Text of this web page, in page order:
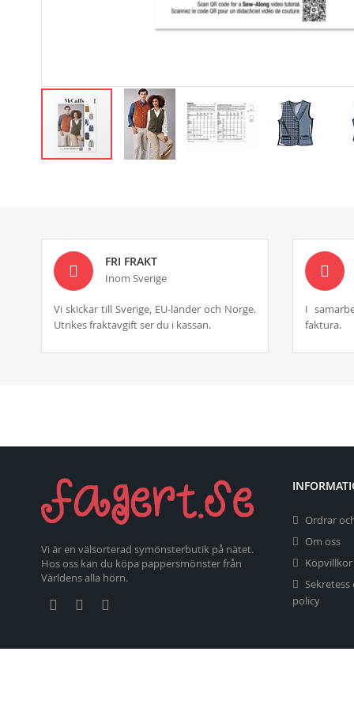
the
images
gallery
FRI FRAKT
Inom Sverige
Vi skickar till Sverige, EU-länder och Norge.
Utrikes fraktavgift ser du i kassan.
I
faktura.
Vi är en välsorterad symönsterbutik på nätet.
Hos oss kan du köpa pappersmönster från
Världens alla hörn.
Ordrar
Om oss
Köpvillkor
Sekretess
policy